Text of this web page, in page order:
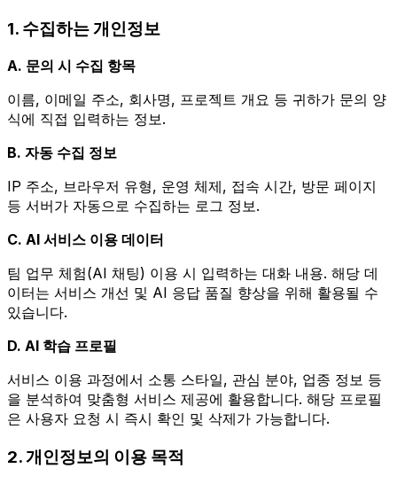
1. 수집하는 개인정보
A. 문의 시 수집 항목
이름, 이메일 주소, 회사명, 프로젝트 개요 등 귀하가 문의 양
식에 직접 입력하는 정보.
B. 자동 수집 정보
IP 주소, 브라우저 유형, 운영 체제, 접속 시간, 방문 페이지
등 서버가 자동으로 수집하는 로그 정보.
C. AI 서비스 이용 데이터
팀 업무 체험(AI 채팅) 이용 시 입력하는 대화 내용. 해당 데
이터는 서비스 개선 및 AI 응답 품질 향상을 위해 활용될 수
있습니다.
D. AI 학습 프로필
서비스 이용 과정에서 소통 스타일, 관심 분야, 업종 정보 등
을 분석하여 맞춤형 서비스 제공에 활용합니다. 해당 프로필
은 사용자 요청 시 즉시 확인 및 삭제가 가능합니다.
2. 개인정보의 이용 목적